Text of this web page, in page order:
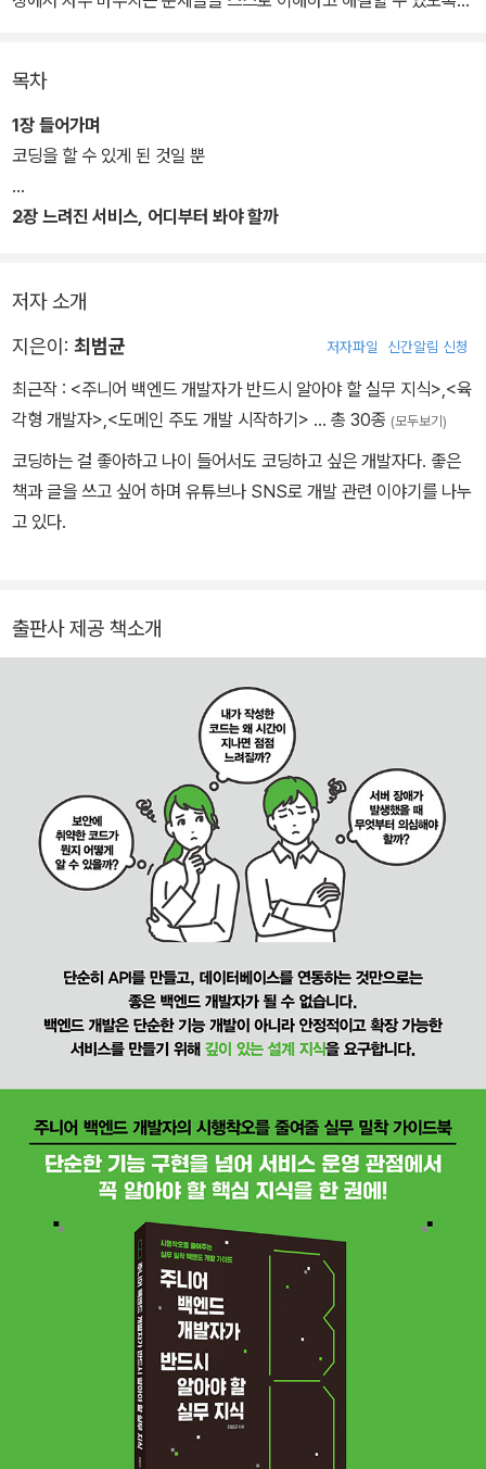
이 책은 성능 저하, DB 연결 오류, 비동기 연동 문제, 동시성 제어, 인
프라 운영, 보안 취약점 등 서비스 운영 과정에서 겪게 되는 핵심 이슈
를 체계적으로 알려준다. 이 책으로 실무에서의 혼란과 시행착오를
목차
1장 들어가며
코딩을 할 수 있게 된 것일 뿐
2장 느려진 서비스, 어디부터 봐야 할까
저자 소개
지은이: 최범균 저자파일 신간알림 신청
최근작 : <주니어 백엔드 개발자가 반드시 알아야 할 실무 지식> <육
각형 개발자> <도메인 주도 개발 시작하기> … 총 30종 (모두보기)
코딩하는 걸 좋아하고 나이 들어서도 코딩하고 싶은 개발자다. 좋은
책과 글을 쓰고 싶어 하며 유튜브나 SNS로 개발 관련 이야기를 나누
고 있다.
출판사 제공 책소개